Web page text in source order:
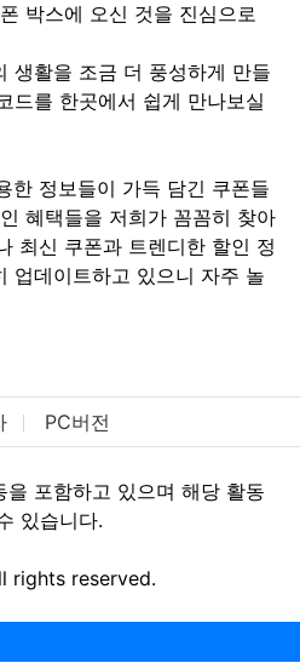
박스에 오신 것을 진심으로
생활을 조금 더 풍성하게 만들
드를 한곳에서 쉽게 만나보실
한 정보들이 가득 담긴 쿠폰들
혜택들을 저희가 꼼꼼히 찾아
최신 쿠폰과 트렌디한 할인 정
업데이트하고 있으니 자주 놀
PC버전
포함하고 있으며 해당 활동
있습니다.
rights reserved.